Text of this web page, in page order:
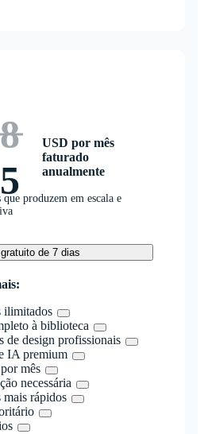
USD por mês
faturado
anualmente
produzem em escala e
de 7 dias
ilimitados
à biblioteca
de design profissionais
IA premium
mês
necessária
rápidos